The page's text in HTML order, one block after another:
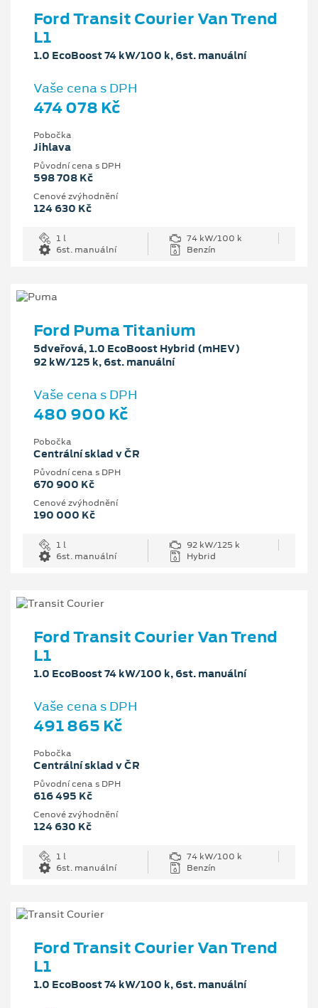
Ford Transit Courier Van Trend
L1
1.0 EcoBoost 74 kW/100 k, 6st. manuální
Vaše cena s DPH
474 078 Kč
Pobočka
Jihlava
Původní cena s DPH
598 708 Kč
Cenové zvýhodnění
124 630 Kč
1 l
74 kW/100 k
6st. manuální
Benzín
Ford Puma Titanium
5dveřová, 1.0 EcoBoost Hybrid (mHEV)
92 kW/125 k, 6st. manuální
Vaše cena s DPH
480 900 Kč
Pobočka
Centrální sklad v ČR
Původní cena s DPH
670 900 Kč
Cenové zvýhodnění
190 000 Kč
1 l
92 kW/125 k
6st. manuální
Hybrid
Ford Transit Courier Van Trend
L1
1.0 EcoBoost 74 kW/100 k, 6st. manuální
Vaše cena s DPH
491 865 Kč
Pobočka
Centrální sklad v ČR
Původní cena s DPH
616 495 Kč
Cenové zvýhodnění
124 630 Kč
1 l
74 kW/100 k
6st. manuální
Benzín
Ford Transit Courier Van Trend
L1
1.0 EcoBoost 74 kW/100 k, 6st. manuální